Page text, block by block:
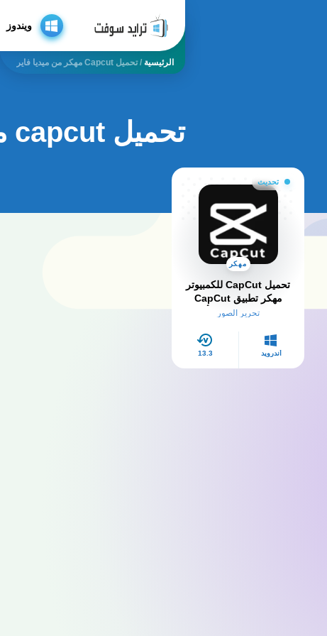
ويندوز
الرئيسية /تحميل Capcut مهكر من ميديا فاير
تحميل capcut مهكر من ميديا فاير
تحديث
مهكر
تحميل CapCut للكمبيوتر
مهكر تطبيق CapCut
مهكر احدث اصدا أخر
تحرير الصور
أندرويد 13.3